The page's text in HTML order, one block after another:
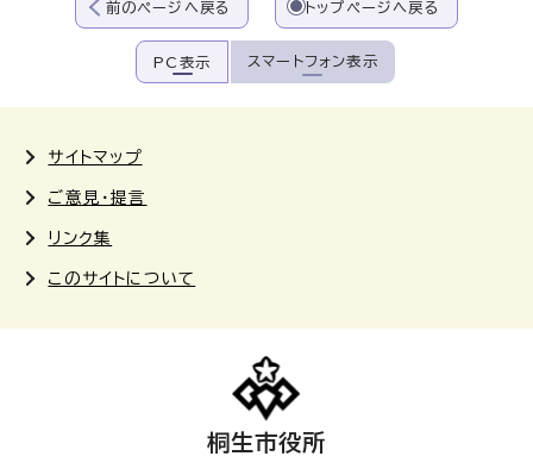
前のページへ戻る トップページへ戻る
PC表示 スマートフォン表示
サイトマップ
ご意見・提言
リンク集
このサイトについて
桐生市役所